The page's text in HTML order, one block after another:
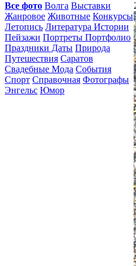
Все фото Волга Выставки
Жанровое Животные Конкурсы
Летопись Литература Истории
Пейзажи Портреты Портфолио
Праздники Даты Природа
Путешествия Саратов
Свадебные Мода События
Спорт Справочная Фотографы
Энгельс Юмор